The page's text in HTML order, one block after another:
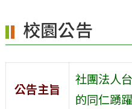
校園公告
公告主旨
社團法人
的同仁踴